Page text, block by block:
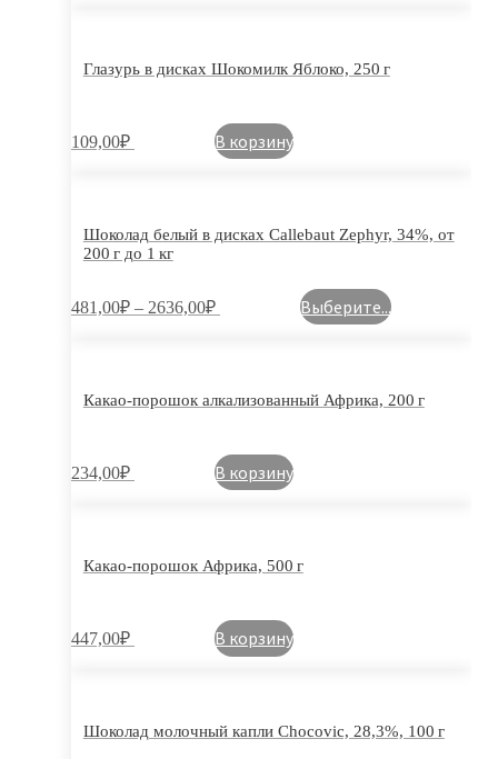
Глазурь в дисках Шокомилк Яблоко, 250 г
109,00₽ В корзину
Шоколад белый в дисках Callebaut Zephyr, 34%, от
200 г до 1 кг
481,00₽ – 2636,00₽ Выберите...
Какао-порошок алкализованный Африка, 200 г
234,00₽ В корзину
Какао-порошок Африка, 500 г
447,00₽ В корзину
Шоколад молочный капли Chocovic, 28,3%, 100 г